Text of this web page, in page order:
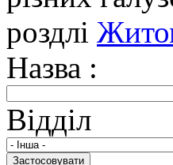
роздлі
Назва :
Відділ